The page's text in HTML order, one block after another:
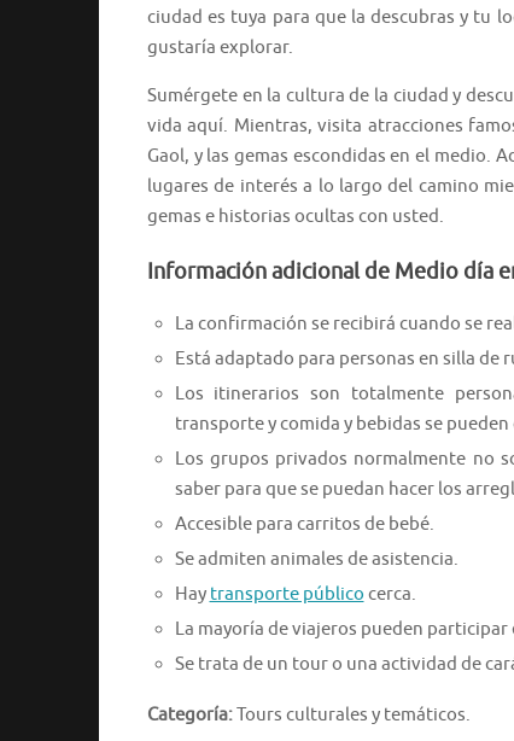
ciudad es tuya para que la descubras y tu
gustaría explorar.
Sumérgete en la cultura de la ciudad y
vida aquí. Mientras, visita atracciones
Gaol, y las gemas escondidas en el medio.
lugares de interés a lo largo del camino
gemas e historias ocultas con usted.
Información adicional de Medio día
La confirmación se recibirá cuando se
Está adaptado para personas en silla de
Los itinerarios son totalmente
transporte y comida y bebidas se
Los grupos privados normalmente no
saber para que se puedan hacer los
Accesible para carritos de bebé.
Se admiten animales de asistencia.
Hay transporte público cerca.
La mayoría de viajeros pueden participar
Se trata de un tour o una actividad de
Categoría:Tours culturales y temáticos.